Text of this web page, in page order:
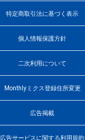
特定商取引法に基づく表示
個人情報保護方針
二次利用について
Monthlyミクス登録住所変更
広告掲載
広告サービスに関する利用規約